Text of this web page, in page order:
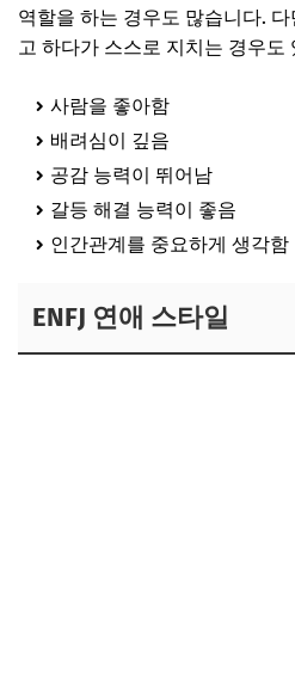
역할을 하는 경우도 많습니다.
고 하다가 스스로 지치는 경우도
사람을 좋아함
배려심이 깊음
공감 능력이 뛰어남
갈등 해결 능력이 좋음
인간관계를 중요하게 생각함
ENFJ 연애 스타일